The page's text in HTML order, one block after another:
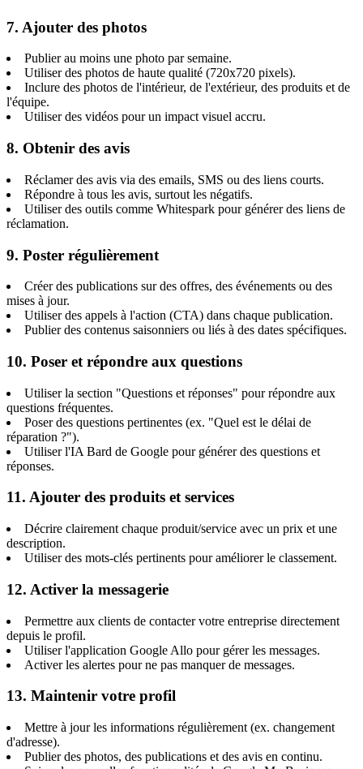
7. Ajouter des photos
Publier au moins une photo par semaine.
Utiliser des photos de haute qualité (720x720 pixels).
Inclure des photos de l'intérieur, de l'extérieur, des produits et de
l'équipe.
Utiliser des vidéos pour un impact visuel accru.
8. Obtenir des avis
Réclamer des avis via des emails, SMS ou des liens courts.
Répondre à tous les avis, surtout les négatifs.
Utiliser des outils comme Whitespark pour générer des liens de
réclamation.
9. Poster régulièrement
Créer des publications sur des offres, des événements ou des
mises à jour.
Utiliser des appels à l'action (CTA) dans chaque publication.
Publier des contenus saisonniers ou liés à des dates spécifiques.
10. Poser et répondre aux questions
Utiliser la section "Questions et réponses" pour répondre aux
questions fréquentes.
Poser des questions pertinentes (ex. "Quel est le délai de
réparation ?").
Utiliser l'IA Bard de Google pour générer des questions et
réponses.
11. Ajouter des produits et services
Décrire clairement chaque produit/service avec un prix et une
description.
Utiliser des mots-clés pertinents pour améliorer le classement.
12. Activer la messagerie
Permettre aux clients de contacter votre entreprise directement
depuis le profil.
Utiliser l'application Google Allo pour gérer les messages.
Activer les alertes pour ne pas manquer de messages.
13. Maintenir votre profil
Mettre à jour les informations régulièrement (ex. changement
d'adresse).
Publier des photos, des publications et des avis en continu.